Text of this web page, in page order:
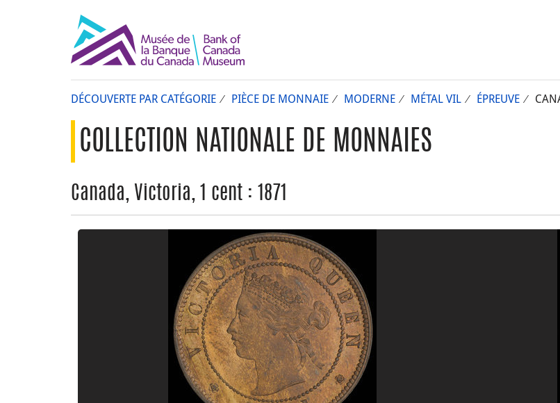
DÉCOUVERTE PAR CATÉGORIE PIÈCE DE MONNAIE MODERNE MÉTAL VIL ÉPREUVE
COLLECTION NATIONALE DE MONNAIES
Canada, Victoria, 1 cent : 1871